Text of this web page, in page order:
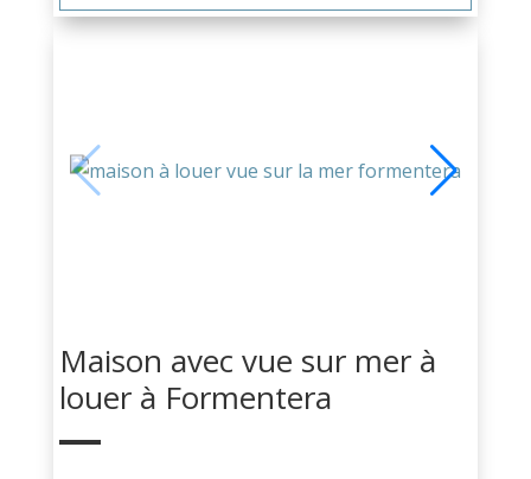
Maison avec vue sur mer à
louer à Formentera